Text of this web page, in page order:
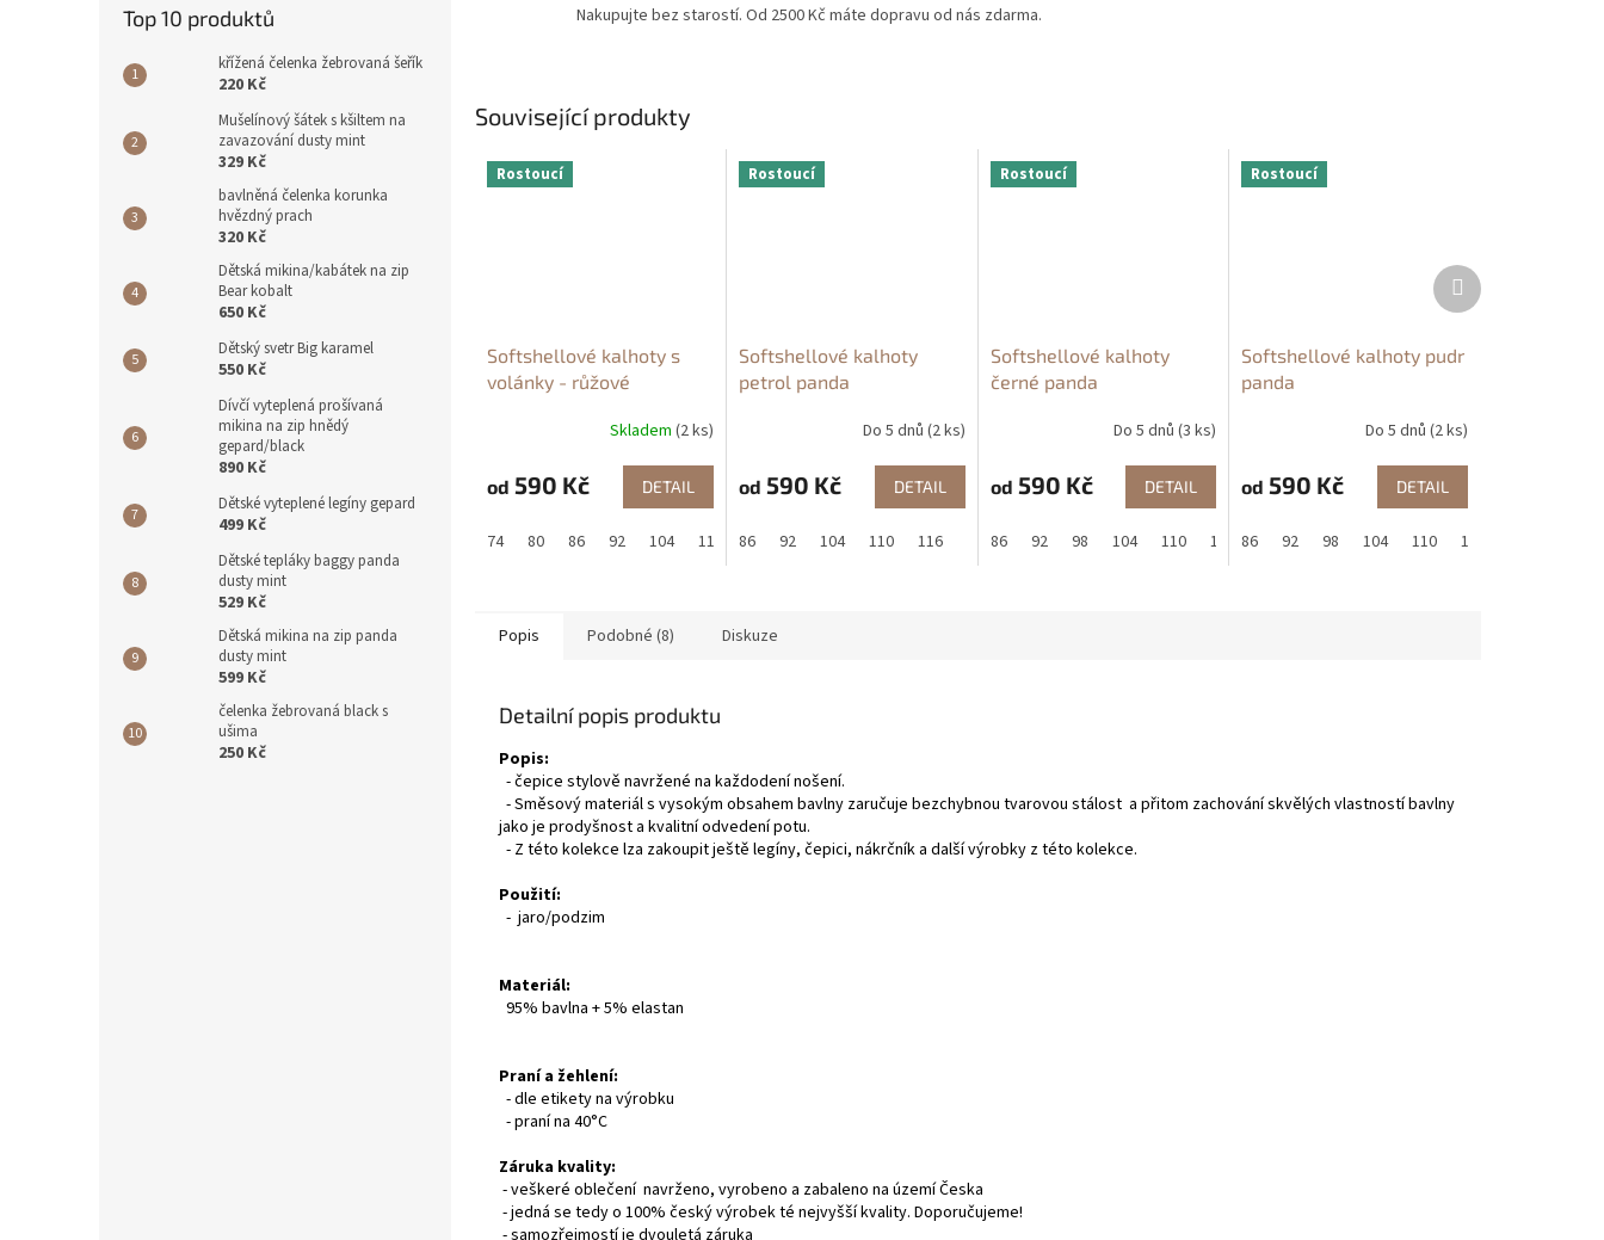
Top 10 produktů
křížená čelenka žebrovaná šeřík
220 Kč
Mušelínový šátek s kšiltem na
zavazování dusty mint
329 Kč
bavlněná čelenka korunka
hvězdný prach
320 Kč
Dětská mikina/kabátek na zip
Bear kobalt
650 Kč
Dětský svetr Big karamel
550 Kč
Dívčí vyteplená prošívaná
mikina na zip hnědý
gepard/black
890 Kč
Dětské vyteplené legíny gepard
499 Kč
Dětské tepláky baggy panda
dusty mint
529 Kč
Dětská mikina na zip panda
dusty mint
599 Kč
čelenka žebrovaná black s
ušima
250 Kč
Nakupujte bez starostí. Od 2500 Kč máte dopravu od nás zdarma.
Související produkty
Rostoucí
Softshellové kalhoty s
volánky - růžové
Skladem (2 ks)
od 590 Kč DETAIL
74 80 86 92 104 110 116 122
Rostoucí
Softshellové kalhoty
petrol panda
Do 5 dnů (2 ks)
od 590 Kč DETAIL
86 92 104 110 116 122 128 134
Rostoucí
Softshellové kalhoty
černé panda
Do 5 dnů(3 ks)
od 590 Kč DETAIL
86 92 98 104 110 116 122 128 134
Rostoucí
Softshellové kalhoty pudr
panda
Do 5 dnů (2 ks)
od 590 Kč DETAIL
86 92 98 104 110 116
Další
produkt
Popis Podobné (8) Diskuze
Detailní popis produktu
Popis:
- čepice stylově navržené na každodení nošení.
- Směsový materiál s vysokým obsahem bavlny zaručuje bezchybnou tvarovou stálost a přitom zachování skvělých vlastností bavlny
jako je prodyšnost a kvalitní odvedení potu.
- Z této kolekce lza zakoupit ještě legíny, čepici, nákrčník a další výrobky z této kolekce.
Použití:
- jaro/podzim
Materiál:
95% bavlna + 5% elastan
Praní a žehlení:
- dle etikety na výrobku
- praní na 40°C
Záruka kvality:
- veškeré oblečení navrženo, vyrobeno a zabaleno na území Česka
- jedná se tedy o 100% český výrobek té nejvyšší kvality. Doporučujeme!